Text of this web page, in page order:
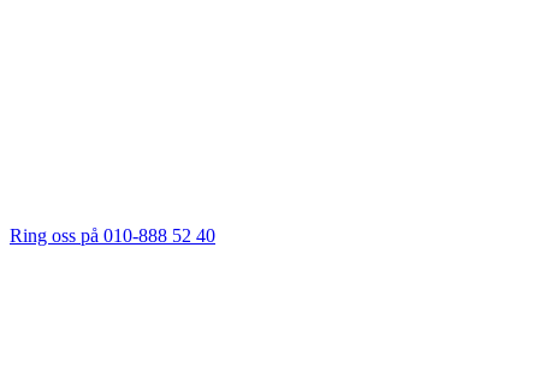
Ring oss på 010-888 52 40